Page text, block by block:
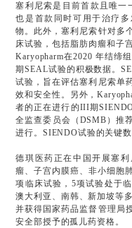
塞利尼索是目前首款且唯一
也是首款同时可用于治疗
物。此外，塞利尼索针对多
床试验，包括脂肪肉瘤和子
Karyopharm在2020 年结缔
期SEAL试验的积极数据。
试验，旨在评估塞利尼索单
效和安全性。另外，
者的正在进行的III期
全监查委员会（DSMB）推
进行。SIENDO试验的关键
德琪医药正在中国开展塞
瘤、子宫内膜癌、非小细胞
项临床试验，5项试验处于
澳大利亚、南韩、新加坡等
并获得国家药品监督管理局
安全部授予的孤儿药资格。